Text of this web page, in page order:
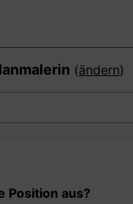
(ändern)
Position aus?